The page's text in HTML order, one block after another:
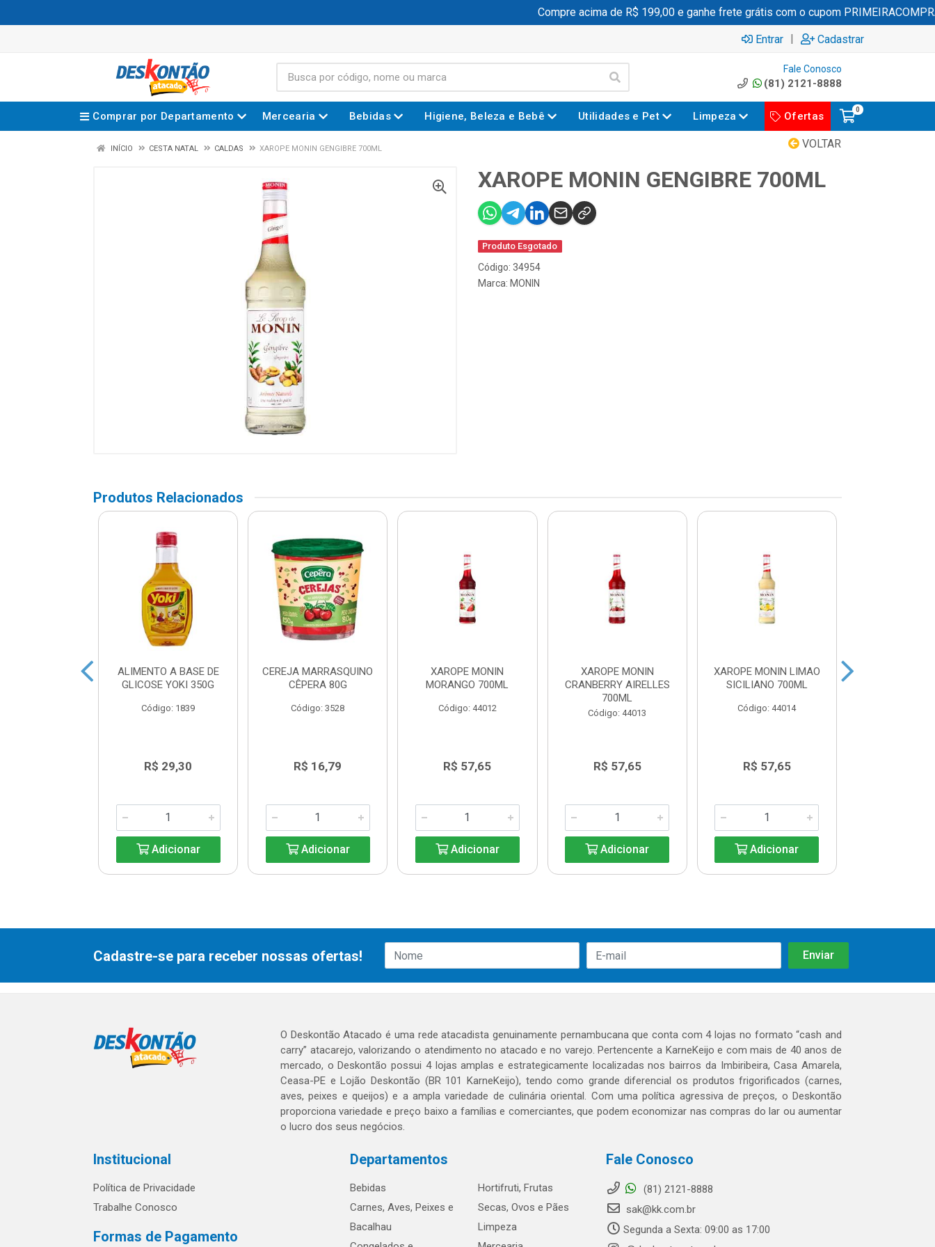
Compre acima de R$ 199,00 e ganhe frete grátis com o cupom PRIMEIRACOMPRA
Entrar | Cadastrar
Fale Conosco
(81) 2121-8888
Comprar por Departamento Mercearia Bebidas Higiene, Beleza e Bebê Utilidades e Pet Limpeza Ofertas
0
VOLTAR
INÍCIO CESTA NATAL CALDAS XAROPE MONIN GENGIBRE 700ML
XAROPE MONIN GENGIBRE 700ML
Produto Esgotado
Código: 34954
Marca: MONIN
Produtos Relacionados
ALIMENTO A BASE DE
GLICOSE YOKI 350G
Código: 1839
R$ 29,30
Adicionar
CEREJA MARRASQUINO
CÊPERA 80G
Código: 3528
R$ 16,79
Adicionar
XAROPE MONIN
MORANGO 700ML
Código: 44012
R$ 57,65
Adicionar
XAROPE MONIN
CRANBERRY AIRELLES
700ML
Código: 44013
R$ 57,65
Adicionar
XAROPE MONIN LIMAO
SICILIANO 700ML
Código: 44014
R$ 57,65
Adicionar
Cadastre-se para receber nossas ofertas!
O Deskontão Atacado é uma rede atacadista genuinamente pernambucana que conta com 4 lojas no formato “cash and
carry” atacarejo, valorizando o atendimento no atacado e no varejo. Pertencente a KarneKeijo e com mais de 40 anos de
mercado, o Deskontão possui 4 lojas amplas e estrategicamente localizadas nos bairros da Imbiribeira, Casa Amarela,
Ceasa-PE e Lojão Deskontão (BR 101 KarneKeijo), tendo como grande diferencial os produtos frigorificados (carnes,
aves, peixes e queijos) e a ampla variedade de culinária oriental. Com uma política agressiva de preços, o Deskontão
proporciona variedade e preço baixo a famílias e comerciantes, que podem economizar nas compras do lar ou aumentar
o lucro dos seus negócios.
Institucional
Política de Privacidade
Trabalhe Conosco
Formas de Pagamento
Departamentos
Bebidas
Carnes, Aves, Peixes e
Bacalhau
Hortifruti, Frutas
Secas, Ovos e Pães
Limpeza
Fale Conosco
(81) 2121-8888
sak@kk.com.br
Segunda a Sexta: 09:00 as 17:00